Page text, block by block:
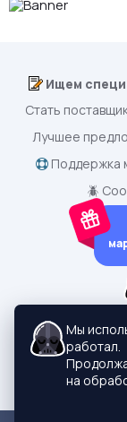
Ищем
Стать
Лучшее
Поддержка
🪲
Мы
работал.
на